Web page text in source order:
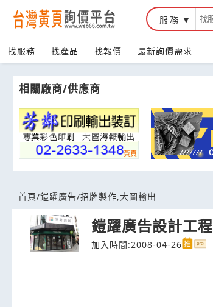
台灣黃頁詢價平台
服務
找服務 找產品 找報價 最新詢價需求
相關廠商/供應商
首頁/鎧躍廣告/招牌製作,大圖輸出
鎧躍廣告設計工程
加入時間:2008-04-26